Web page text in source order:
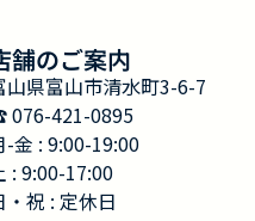
舗のご案内
山県富山市清水町3-6-7
076-421-0895
-金 : 9:00-19:00
: 9:00-17:00
・祝 : 定休日